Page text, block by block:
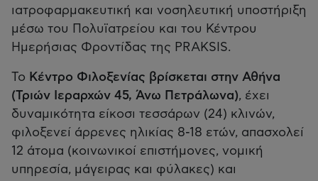
ιατροφαρμακευτική και νοσηλευτική υποστήριξη
µέσω του Πολυϊατρείου και του Κέντρου
Ημερήσιας Φροντίδας της PRAKSIS.
Το Κέντρο Φιλοξενίας βρίσκεται στην Αθήνα
(Τριών Ιεραρχών 45, Άνω Πετράλωνα), έχει
δυναμικότητα είκοσι τεσσάρων (24) κλινών,
φιλοξενεί άρρενες ηλικίας 8-18 ετών, απασχολεί
12 άτομα (κοινωνικοί επιστήμονες, νομική
υπηρεσία, μάγειρας και φύλακες) και